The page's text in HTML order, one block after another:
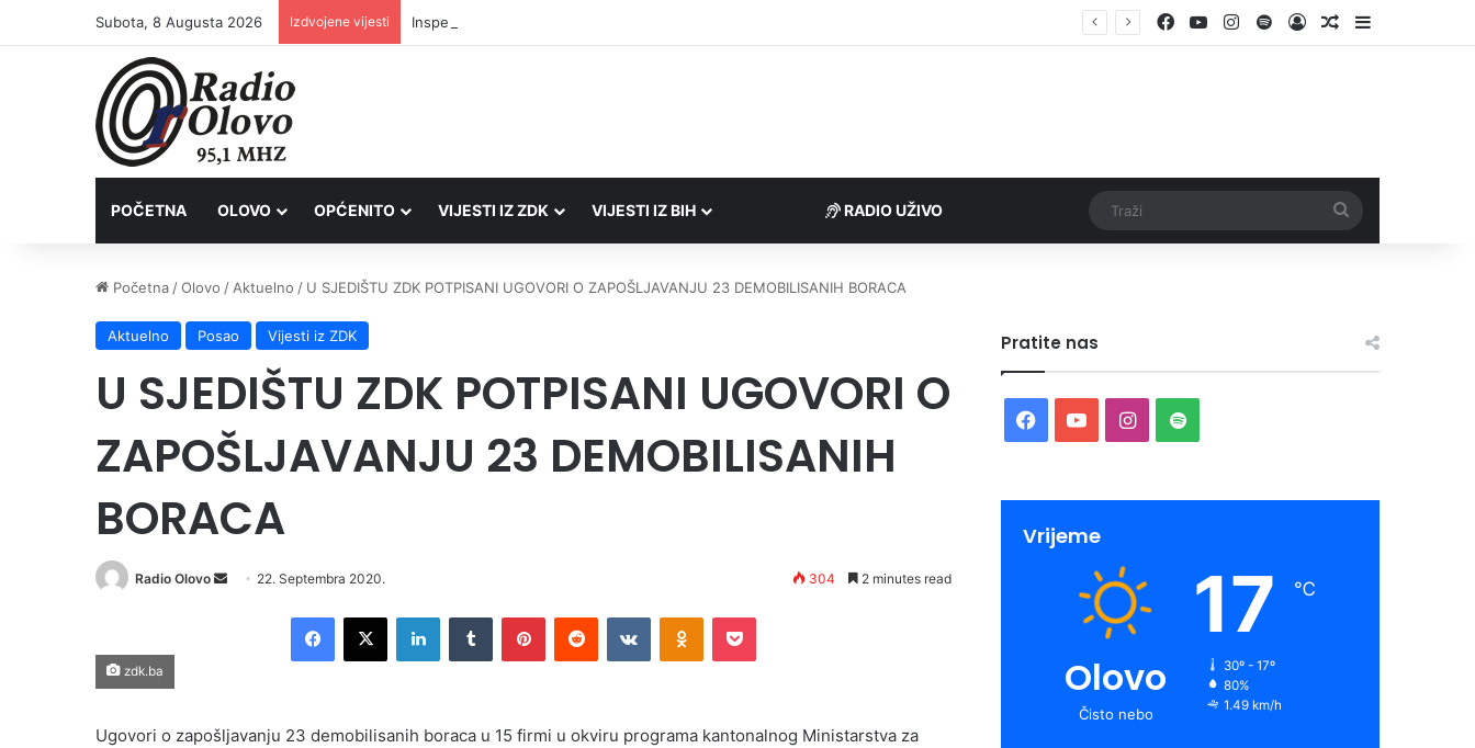
Subota, 8 Augusta 2026 Izdvojene vijesti Inspektori Porezne uprave FBiH na području ZDK izvršili 24 inspekcijska nadzora Facebook
YouTubeInstagram
SpotifyLog InRandom Article
Sidebar
POČETNA OLOVO OPĆENITO VIJESTI IZ ZDK VIJESTI IZ BIH RADIO UŽIVO
Početna /Olovo / Aktuelno / U SJEDIŠTU ZDK POTPISANI UGOVORI O ZAPOŠLJAVANJU 23 DEMOBILISANIH BORACA
Aktuelno Posao Vijesti iz ZDK
U SJEDIŠTU ZDK POTPISANI UGOVORI O
ZAPOŠLJAVANJU 23 DEMOBILISANIH
BORACA
Radio Olovo
Send 22. Septembra 2020. 304 2 minutes read
Facebook
X LinkedInTumblr PinterestReddit VKontakteOdnoklassniki
Pocket
zdk.ba
Ugovori o zapošljavanju 23 demobilisanih boraca u 15 firmi u okviru programa kantonalnog Ministarstva za
Pratite nas
Facebook
YouTubeInstagram
Spotify
Vrijeme
Olovo
Čisto nebo
17 ℃
30º - 17º
80%
1.49 km/h